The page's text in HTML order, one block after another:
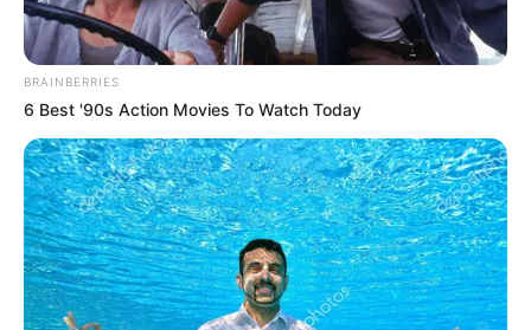
રેવતી નક્ષત્ર બુધ દ્વારા શાસિત છે, જે શાણપણ અને
વિવેકનું પ્રતીક છે. જ્યારે શનિ (શિસ્ત) અને બુધ
(વિવેક) મળે છે, ત્યારે તે ઉતાવળિયા પગલાં લેવાને બદલે
વિચારશીલ પગલાં લેવાનો સમય છે. આ ગોચર ખાસ
કરીને ત્રણ રાશિઓ માટે વિકાસના દ્વાર ખોલી રહ્યું છે:
BRAINBERRIES
6 Best '90s Action Movies To Watch Today